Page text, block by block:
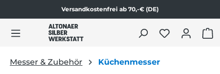
Zum Produktinhalt springen
Versandkostenfrei ab 70,-€ (DE)
Messer & Zubehör Küchenmesser